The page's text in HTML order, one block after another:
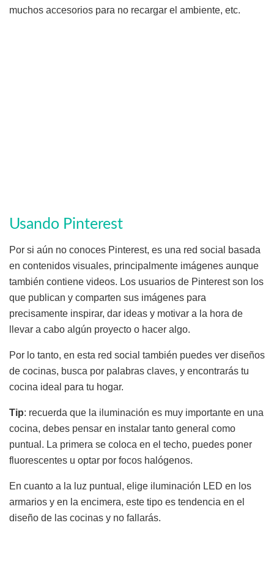
muchos accesorios para no recargar el ambiente, etc.
Usando Pinterest
Por si aún no conoces Pinterest, es una red social basada
en contenidos visuales, principalmente imágenes aunque
también contiene videos. Los usuarios de Pinterest son los
que publican y comparten sus imágenes para
precisamente inspirar, dar ideas y motivar a la hora de
llevar a cabo algún proyecto o hacer algo.
Por lo tanto, en esta red social también puedes ver diseños
de cocinas, busca por palabras claves, y encontrarás tu
cocina ideal para tu hogar.
Tip: recuerda que la iluminación es muy importante en una
cocina, debes pensar en instalar tanto general como
puntual. La primera se coloca en el techo, puedes poner
fluorescentes u optar por focos halógenos.
En cuanto a la luz puntual, elige iluminación LED en los
armarios y en la encimera, este tipo es tendencia en el
diseño de las cocinas y no fallarás.